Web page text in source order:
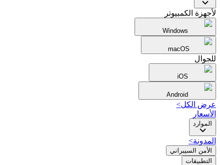
لأجهزة الكمبيوتر
Windows
macOS
للجوال
iOS
Android
عرض الكل>
الأسعار
الموارد
المدونة>
الأمن السيبراني
التطبيقات